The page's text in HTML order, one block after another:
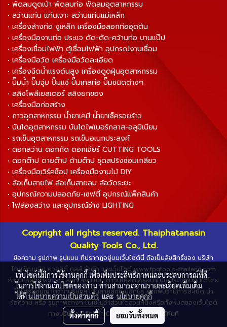
• พัดลมดูดเป่า พัดลมท่อ พัดลมอุตสาหกรรม
• สว่านแท่น แท่นเจาะ สว่านแท่นแม่เหล็ก
• เครื่องล้างท่อ งูเหล็ก เครื่องมือลอกท่ออุดตัน
• เครื่องมืองานท่อ ประแจ ดัด-ตัด-คว้านท่อ บานแป๊ป
• เครื่องเชื่อมไฟฟ้า ตู้เชื่อมไฟฟ้า อุปกรณ์งานเชื่อม
• เครื่องมือวัด เครื่องมือวัดละเอียด
• เครื่องฉีดน้ำแรงดันสูง เครื่องดูดฝุ่นอุตสาหกรรม
• ปั๊มน้ำ ปั๊มจุ่ม ปั๊มแช่ ปั๊มเทสท่อ ปั๊มชนิดต่างๆ
• สลิงโพลีเยสเตอร์ สลิงยกของ
• เครื่องมือก่อสร้าง
• กาวอุตสาหกรรม น้ำยาเคมี น้ำยาเช็ครอยร้าว
• บันไดอุตสาหกรรม บันไดไฟเบอร์กลาส-อลูมิเนียม
• รถเข็นอุตสาหกรรม รถเข็นอเนกประสงค์
• ดอกสว่าน ดอกกัด ดอกเจียร์ CUTTING TOOLS
• ดอกต๊าป ดายต๊าป ด้ามต๊าป ชุดสปริงซ่อมเกลียว
• เครื่องมือเวิร์คช็อป เครื่องมืองานไม้ DIY
• ล้อเก็บสายไฟ ล้อเก็บสายลม ล้อวัดระยะ
• อุปกรณ์ความปลอดภัย-เซฟตี้ อุปกรณ์แพ็คสินค้า
• ไฟส่องสว่าง และอุปกรณ์ช่าง LIGHTING
Copyright all rights reserved. Thaiphatanasin
Quality Tools Co., Ltd.
ข้อความ รูปภาพ รูปแบบ ที่ปรากฏอยู่บนเว็บไซต์นี้ ถือเป็นลิขสิทธิ์ของ บริษัท
ไทยพัฒนสิน ควอลิตี้ ทูลส์ จำกัด และเว็บไซต์ www.tpqtools-thailand.com
ห้ามมิให้ผู้ใดกระทำซ้ำ ลอกเลียนแบบ ดาวน์โหลด หรือนำไปใช้ประโยชน์อื่นใดโดย
ไม่ได้รับอนุญาตจากบริษัทฯ เป็นลายลักษณ์อักษร หากพบว่ามีการละเมิด นำ
ข้อความ หรือ รูปภาพต่างๆ ไปใช้ไม่ว่าส่วนใดส่วนหนึ่งหรือทั้งหมดของเว็บไซต์
ทางบริษัทฯ มีสิทธิ์ดำเนินการตามกฎหมายได้ทันที
เว็บไซต์นี้มีการใช้งานคุกกี้ เพื่อเพิ่มประสิทธิภาพและประสบการณ์ที่ดี
ในการใช้งานเว็บไซต์ของท่าน ท่านสามารถอ่านรายละเอียดเพิ่มเติม
ได้ที่นโยบายความเป็นส่วนตัวและนโยบายคุกกี้
ตั้งค่าคุกกี้ ยอมรับทั้งหมด